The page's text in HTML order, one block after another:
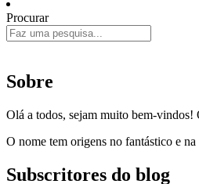
Procurar
Sobre
Olá a todos, sejam muito bem-
O nome tem origens no fantástico e
Subscritores do blog